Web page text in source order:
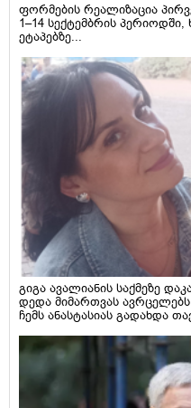
ფორმების რეალიზაცია
1–14 სექტემბრის
ეტაპებზე...
გიგა ავალიანის საქმეზე
დედა მიმართვას ავრცელებს
ჩემს ანასტასიას გადახდა